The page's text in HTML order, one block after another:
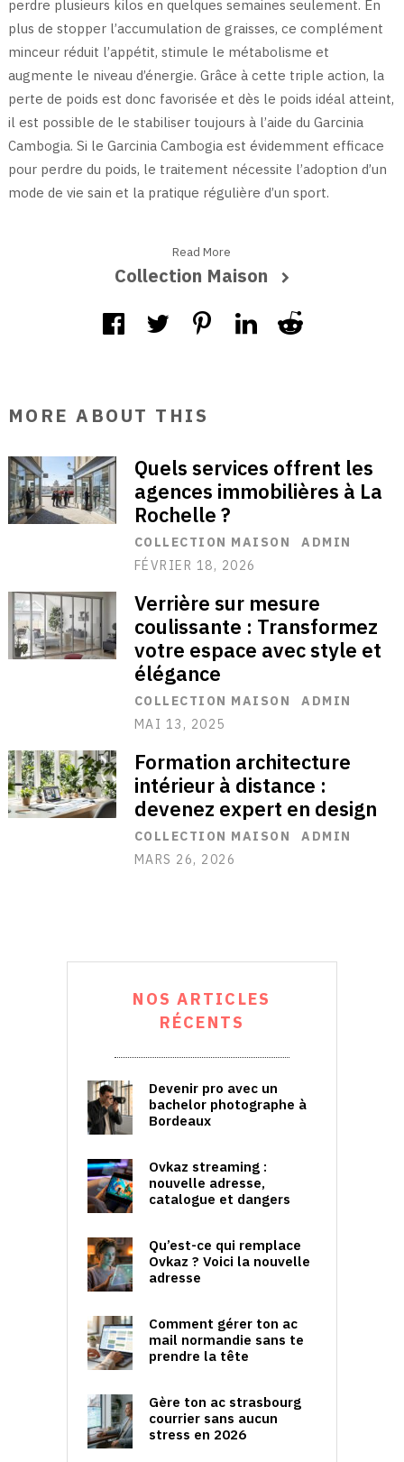
perdre plusieurs kilos en quelques semaines seulement. En
plus de stopper l’accumulation de graisses, ce complément
minceur réduit l’appétit, stimule le métabolisme et
augmente le niveau d’énergie. Grâce à cette triple action, la
perte de poids est donc favorisée et dès le poids idéal atteint,
il est possible de le stabiliser toujours à l’aide du Garcinia
Cambogia. Si le Garcinia Cambogia est évidemment efficace
pour perdre du poids, le traitement nécessite l’adoption d’un
mode de vie sain et la pratique régulière d’un sport.
Read More
Collection Maison
MORE ABOUT THIS
Quels services offrent les
agences immobilières à La
Rochelle ?
COLLECTION MAISON
ADMIN
FÉVRIER 18, 2026
Verrière sur mesure
coulissante : Transformez
votre espace avec style et
élégance
COLLECTION MAISON
ADMIN
MAI 13, 2025
Formation architecture
intérieur à distance :
devenez expert en design
COLLECTION MAISON
ADMIN
MARS 26, 2026
NOS ARTICLES
RÉCENTS
Devenir pro avec un
bachelor photographe à
Bordeaux
Ovkaz streaming :
nouvelle adresse,
catalogue et dangers
Qu’est-ce qui remplace
Ovkaz ? Voici la nouvelle
adresse
Comment gérer ton ac
mail normandie sans te
prendre la tête
Gère ton ac strasbourg
courrier sans aucun
stress en 2026